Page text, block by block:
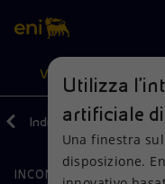
Cerca
scopri EnergIA, la
artificiale.
VISIONE
Indietro Media
INCONTRI E ACCORDI
Utilizza
artificiale
Una finestra
disposizione.